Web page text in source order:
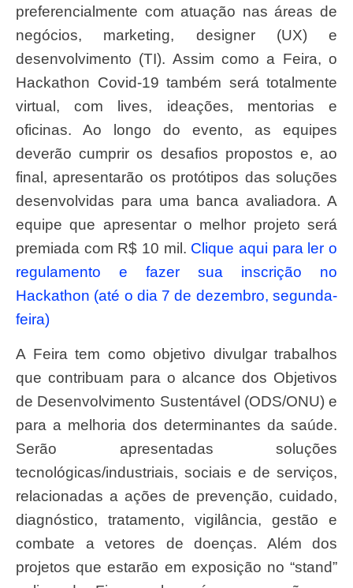
preferencialmente com atuação nas áreas de
negócios, marketing, designer (UX) e
desenvolvimento (TI). Assim como a Feira, o
Hackathon Covid-19 também será totalmente
virtual, com lives, ideações, mentorias e
oficinas. Ao longo do evento, as equipes
deverão cumprir os desafios propostos e, ao
final, apresentarão os protótipos das soluções
desenvolvidas para uma banca avaliadora. A
equipe que apresentar o melhor projeto será
premiada com R$ 10 mil. Clique aqui para ler o
regulamento e fazer sua inscrição no
Hackathon (até o dia 7 de dezembro, segunda-
feira)
A Feira tem como objetivo divulgar trabalhos
que contribuam para o alcance dos Objetivos
de Desenvolvimento Sustentável (ODS/ONU) e
para a melhoria dos determinantes da saúde.
Serão apresentadas soluções
tecnológicas/industriais, sociais e de serviços,
relacionadas a ações de prevenção, cuidado,
diagnóstico, tratamento, vigilância, gestão e
combate a vetores de doenças. Além dos
projetos que estarão em exposição no “stand”